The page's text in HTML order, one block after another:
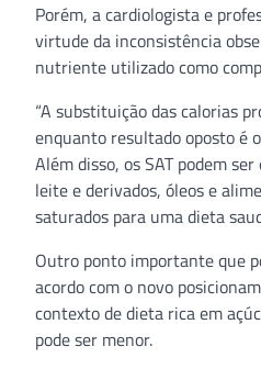
Porém, a cardiologista e
virtude da inconsistência
nutriente utilizado como
“A substituição das calorias
enquanto resultado oposto é
Além disso, os SAT podem
leite e derivados, óleos e
saturados para uma dieta
Outro ponto importante que
acordo com o novo
contexto de dieta rica em
pode ser menor.